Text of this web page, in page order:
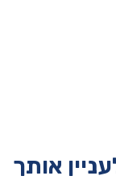
אותך